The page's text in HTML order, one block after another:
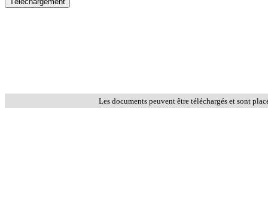
Les documents peuvent être téléchargés et sont